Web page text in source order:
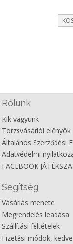
1.000Ft.
Rólunk
Kik vagyunk
Törzsvásárlói előnyök
Általános Szerződési
Adatvédelmi
FACEBOOK
Segítség
Vásárlás menete
Megrendelés leadása
Szállítási feltételek
Fizetési módok,